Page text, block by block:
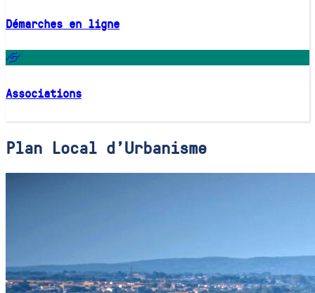
Démarches en ligne
Associations
Plan Local d'Urbanisme